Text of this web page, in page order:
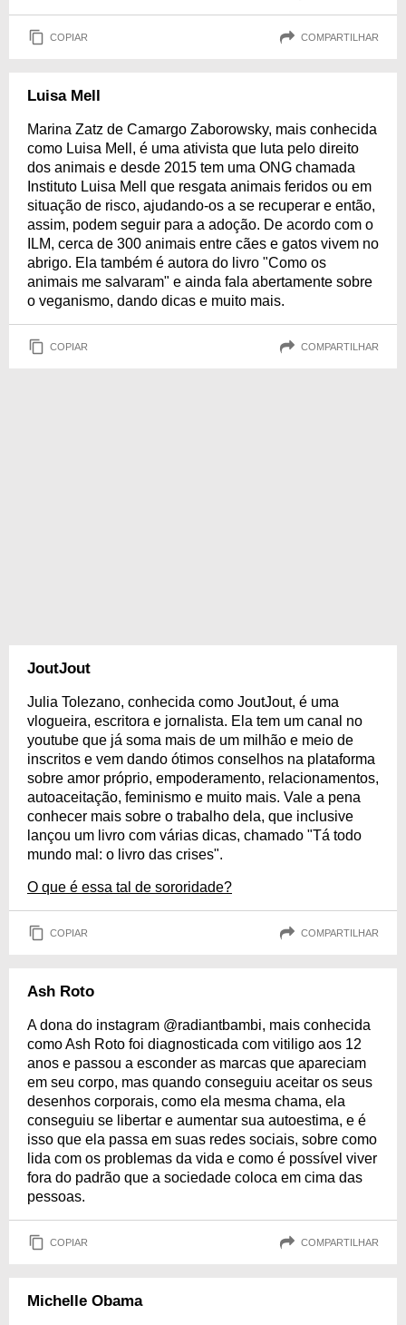
COPIAR COMPARTILHAR
Luisa Mell
Marina Zatz de Camargo Zaborowsky, mais conhecida
como Luisa Mell, é uma ativista que luta pelo direito
dos animais e desde 2015 tem uma ONG chamada
Instituto Luisa Mell que resgata animais feridos ou em
situação de risco, ajudando-os a se recuperar e então,
assim, podem seguir para a adoção. De acordo com o
ILM, cerca de 300 animais entre cães e gatos vivem no
abrigo. Ela também é autora do livro "Como os
animais me salvaram" e ainda fala abertamente sobre
o veganismo, dando dicas e muito mais.
COPIAR COMPARTILHAR
JoutJout
Julia Tolezano, conhecida como JoutJout, é uma
vlogueira, escritora e jornalista. Ela tem um canal no
youtube que já soma mais de um milhão e meio de
inscritos e vem dando ótimos conselhos na plataforma
sobre amor próprio, empoderamento, relacionamentos,
autoaceitação, feminismo e muito mais. Vale a pena
conhecer mais sobre o trabalho dela, que inclusive
lançou um livro com várias dicas, chamado "Tá todo
mundo mal: o livro das crises".
O que é essa tal de sororidade?
COPIAR COMPARTILHAR
Ash Roto
A dona do instagram @radiantbambi, mais conhecida
como Ash Roto foi diagnosticada com vitiligo aos 12
anos e passou a esconder as marcas que apareciam
em seu corpo, mas quando conseguiu aceitar os seus
desenhos corporais, como ela mesma chama, ela
conseguiu se libertar e aumentar sua autoestima, e é
isso que ela passa em suas redes sociais, sobre como
lida com os problemas da vida e como é possível viver
fora do padrão que a sociedade coloca em cima das
pessoas.
COPIAR COMPARTILHAR
Michelle Obama